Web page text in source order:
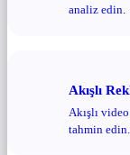
analiz edin.
Akışlı
Akışlı
tahmin edin.